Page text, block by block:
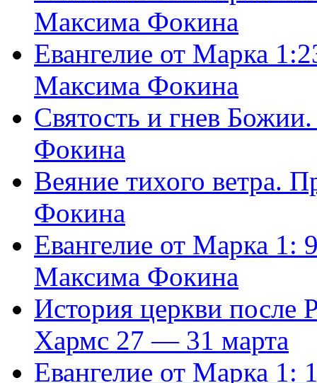
Максима Фокина
Евангелие от Марка
Максима Фокина
Святость и гнев
Фокина
Веяние тихого ветра.
Фокина
Евангелие от Марка 1:
Максима Фокина
История церкви
Хармс 27 — 31 марта
Евангелие от Марка 1: